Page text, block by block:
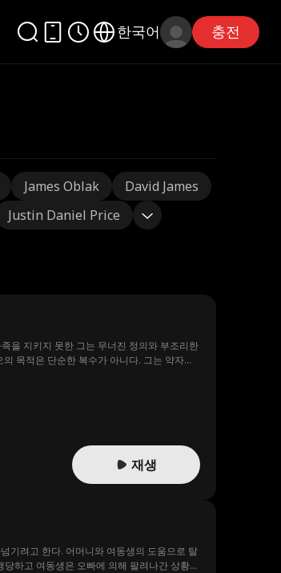
한국어 충전
James Oblak
David James
Justin Daniel Price
을 지키지 못한 그는 무너진 정의와 부조리한
목적은 단순한 복수가 아니다. 그는 약자들
재생
기려고 한다. 어머니와 여동생의 도움으로 탈
하고 여동생은 오빠에 의해 팔려나간 상황을